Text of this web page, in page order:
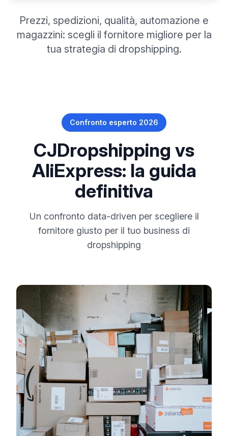
Prezzi, spedizioni, qualità, automazione e
magazzini: scegli il fornitore migliore per la
tua strategia di dropshipping.
Confronto esperto 2026
CJDropshipping vs
AliExpress: la guida
definitiva
Un confronto data-driven per scegliere il
fornitore giusto per il tuo business di
dropshipping